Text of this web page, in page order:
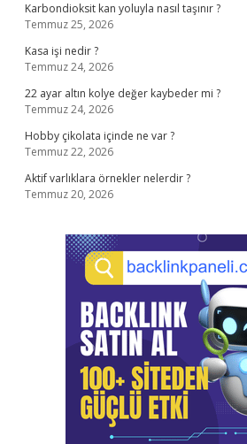
Karbondioksit kan yoluyla nasıl taşınır ?
Temmuz 25, 2026
Kasa işi nedir ?
Temmuz 24, 2026
22 ayar altın kolye değer kaybeder mi ?
Temmuz 24, 2026
Hobby çikolata içinde ne var ?
Temmuz 22, 2026
Aktif varlıklara örnekler nelerdir ?
Temmuz 20, 2026